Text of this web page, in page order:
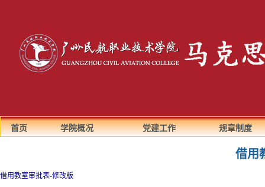
首页 学院概况 党建工作 规章制度
借用
借用教室审批表-修改版